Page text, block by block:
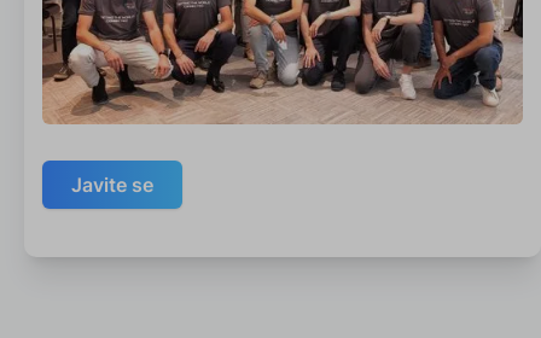
Javite se